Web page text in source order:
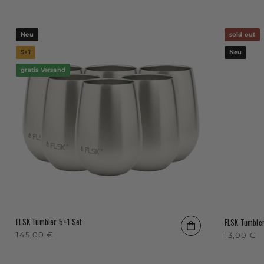
Neu
5+1
gratis Versand
FLSK Tumbler 5+1 Set
Normaler Preis
145,00 €
sold out
Neu
FLSK
13,00 €